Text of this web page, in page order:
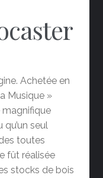
Achetée en
Musique »
seul
toutes
fût réalisée
stocks de bois